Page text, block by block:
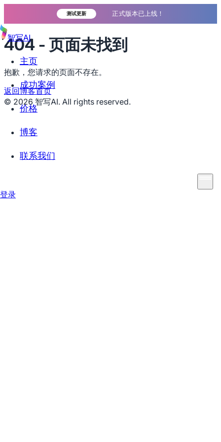
测试更新 正式版本已上线！
智写AI
主页
成功案例
价格
博客
联系我们
登录
404 - 页面未找到
抱歉，您请求的页面不存在。
返回博客首页
© 2026 智写AI. All rights reserved.